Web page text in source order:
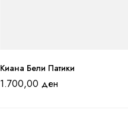
Киана Бели Патики
1.700,00 ден